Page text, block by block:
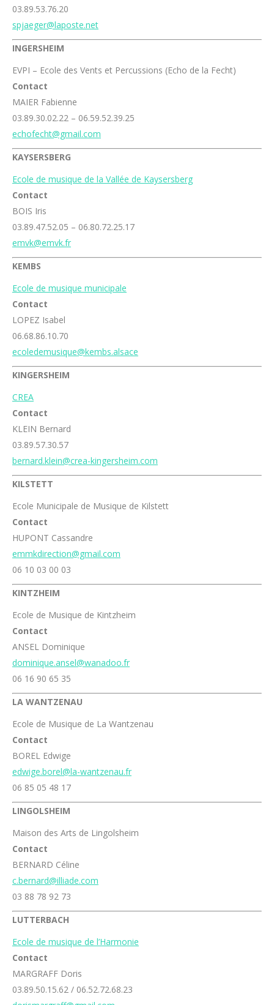
03.89.53.76.20
spjaeger@laposte.net
INGERSHEIM
EVPI – Ecole des Vents et Percussions (Echo de la Fecht)
Contact
MAIER Fabienne
03.89.30.02.22 – 06.59.52.39.25
echofecht@gmail.com
KAYSERSBERG
Ecole de musique de la Vallée de Kaysersberg
Contact
BOIS Iris
03.89.47.52.05 – 06.80.72.25.17
emvk@emvk.fr
KEMBS
Ecole de musique municipale
Contact
LOPEZ Isabel
06.68.86.10.70
ecoledemusique@kembs.alsace
KINGERSHEIM
CREA
Contact
KLEIN Bernard
03.89.57.30.57
bernard.klein@crea-kingersheim.com
KILSTETT
Ecole Municipale de Musique de Kilstett
Contact
HUPONT Cassandre
emmkdirection@gmail.com
06 10 03 00 03
KINTZHEIM
Ecole de Musique de Kintzheim
Contact
ANSEL Dominique
dominique.ansel@wanadoo.fr
06 16 90 65 35
LA WANTZENAU
Ecole de Musique de La Wantzenau
Contact
BOREL Edwige
edwige.borel@la-wantzenau.fr
06 85 05 48 17
LINGOLSHEIM
Maison des Arts de Lingolsheim
Contact
BERNARD Céline
c.bernard@illiade.com
03 88 78 92 73
LUTTERBACH
Ecole de musique de l’Harmonie
Contact
MARGRAFF Doris
03.89.50.15.62 / 06.52.72.68.23